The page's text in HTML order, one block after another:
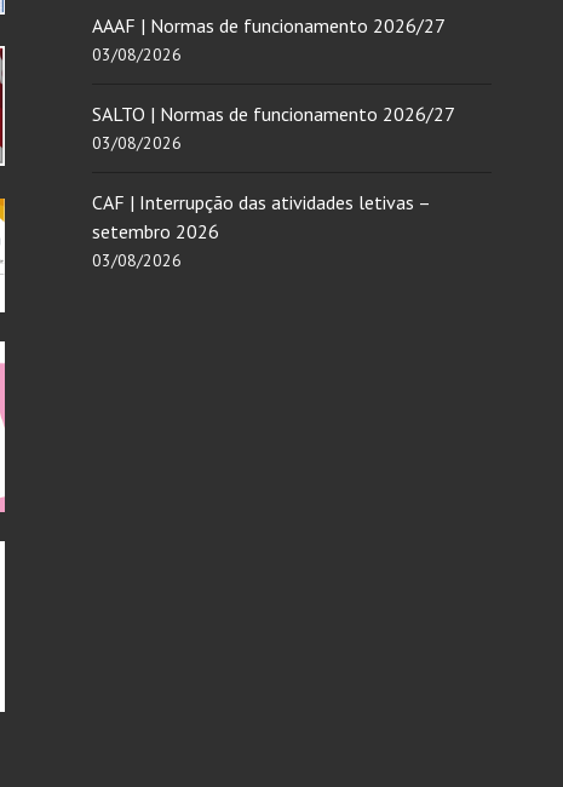
AAAF | Normas de funcionamento 2026/27
03/08/2026
SALTO | Normas de funcionamento 2026/27
03/08/2026
CAF | Interrupção das atividades letivas –
setembro 2026
03/08/2026